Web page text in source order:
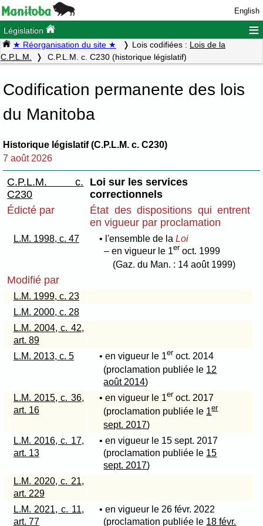
English
Législation ≡
★ Réorganisation du site ★ Lois codifiées : Lois de la
C.P.L.M.
C.P.L.M. c. C230 (historique législatif)
Codification permanente des lois
du Manitoba
Historique législatif (C.P.L.M. c. C230)
7 août 2026
C.P.L.M. c.
C230
Loi sur les services
correctionnels
Édicté par
État des dispositions qui entrent
en vigueur par proclamation
L.M. 1998, c. 47 • l'ensemble de la Loi
– en vigueur le 1er oct. 1999
(Gaz. du Man. : 14 août 1999)
Modifié par
L.M. 1999, c. 23
L.M. 2000, c. 28
L.M. 2004, c. 42,
art. 89
L.M. 2013, c. 5
• en vigueur le 1er oct. 2014
(proclamation publiée le 12
août 2014)
L.M. 2015, c. 36,
art. 16
• en vigueur le 1er oct. 2017
(proclamation publiée le 1er
sept. 2017)
L.M. 2016, c. 17,
art. 13
• en vigueur le 15 sept. 2017
(proclamation publiée le 15
sept. 2017)
L.M. 2020, c. 21,
art. 229
L.M. 2021, c. 11,
art. 77
• en vigueur le 26 févr. 2022
(proclamation publiée le 18 févr.